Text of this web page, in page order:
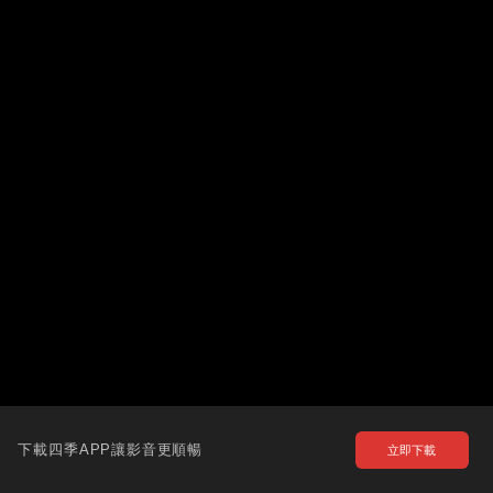
下載四季APP讓影音更順暢 立即下載